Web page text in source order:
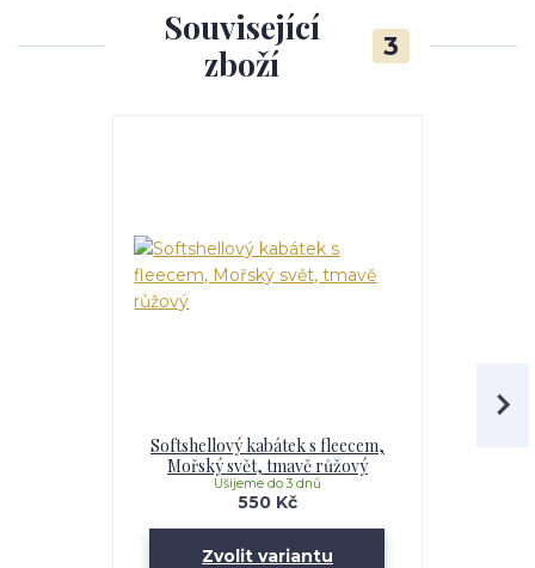
Související
zboží
3
Softshellový kabátek s fleecem,
Mořský svět, tmavě růžový
550 Kč
Ušijeme do 3 dnů
Zvolit variantu